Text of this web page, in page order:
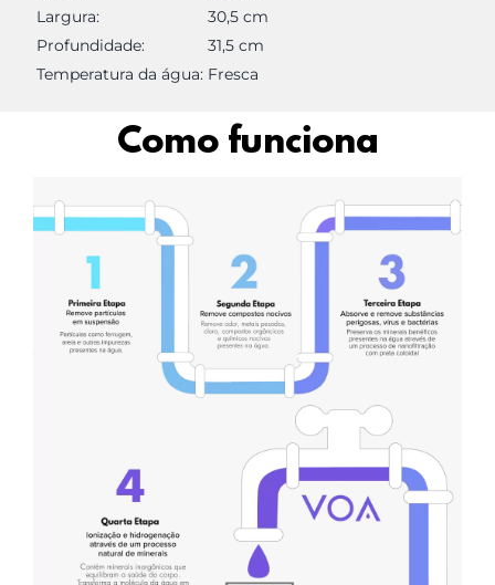
Largura:
30,5 cm
Profundidade:
31,5 cm
Temperatura da água: Fresca
Como funciona